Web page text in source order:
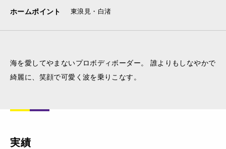
ホームポイント 東浪見・白渚
海を愛してやまないプロボディボーダー。 誰よりもしなやかで
綺麗に、笑顔で可愛く波を乗りこなす。
実績